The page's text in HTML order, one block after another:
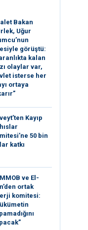
Bakan
Uğur
görüştü:
kalan
olaylar var,
isterse her
ortaya
Kayıp
50 bin
katkı
ve El-
ortak
komitesi: